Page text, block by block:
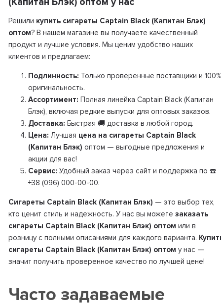
Решили купить сигареты Captain Black (Капитан Блэк)
оптом? В нашем магазине вы получаете качественный
продукт и лучшие условия. Мы ценим удобство наших
клиентов и предлагаем:
Подлинность: Только проверенные поставщики и 100%
оригинальность.
Ассортимент: Полная линейка Captain Black (Капитан
Блэк), включая редкие выпуски для оптовых заказов.
Доставка: Быстрая 🚚 доставка в любой город.
Цена: Лучшая цена на сигареты Captain Black
(Капитан Блэк) оптом — выгодные предложения и
акции для вас!
Сервис: Удобный заказ через сайт и поддержка по ☎️
+38 (096) 000-00-00.
Сигареты Captain Black (Капитан Блэк) — это выбор тех,
кто ценит стиль и надежность. У нас вы можете заказать
сигареты Captain Black (Капитан Блэк) оптом или в
розницу с полными описаниями для каждого варианта.
сигареты Captain Black (Капитан Блэк) оптом у нас —
значит получить проверенное качество по лучшей цене!
Часто задаваемые